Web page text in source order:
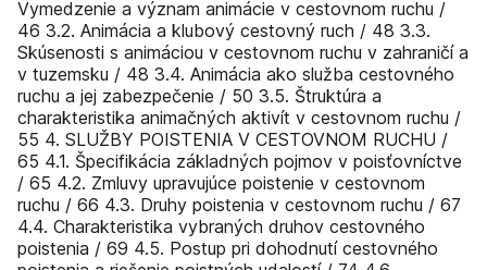
Vymedzenie a význam animácie v cestovnom ruchu /
46 3.2. Animácia a klubový cestovný ruch / 48 3.3.
Skúsenosti s animáciou v cestovnom ruchu v zahraničí a
v tuzemsku / 48 3.4. Animácia ako služba cestovného
ruchu a jej zabezpečenie / 50 3.5. Štruktúra a
charakteristika animačných aktivít v cestovnom ruchu /
55 4. SLUŽBY POISTENIA V CESTOVNOM RUCHU /
65 4.1. Špecifikácia základných pojmov v poisťovníctve
/ 65 4.2. Zmluvy upravujúce poistenie v cestovnom
ruchu / 66 4.3. Druhy poistenia v cestovnom ruchu / 67
4.4. Charakteristika vybraných druhov cestovného
poistenia / 69 4.5. Postup pri dohodnutí cestovného